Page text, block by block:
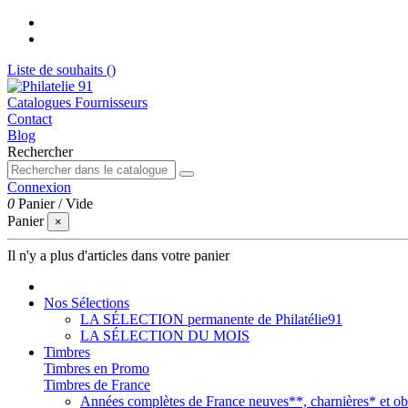
Liste de souhaits ()
Catalogues Fournisseurs
Contact
Blog
Rechercher
Connexion
0 Panier /Vide
Panier
×
Il n'y a plus d'articles dans votre panier
Nos Sélections
LA SÉLECTION permanente de Philatélie91
LA SÉLECTION DU MOIS
Timbres
Timbres en Promo
Timbres de France
Années complètes de France neuves**, charnières* et